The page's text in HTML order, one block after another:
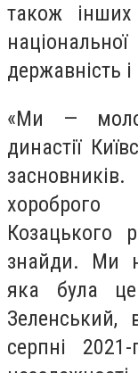
також інших
державність
«Ми —
династії
знайди. Ми
яка була
серпні